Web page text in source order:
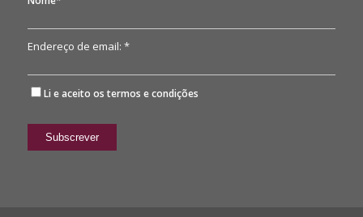
Endereço de email: *
Li e aceito os termos e condições